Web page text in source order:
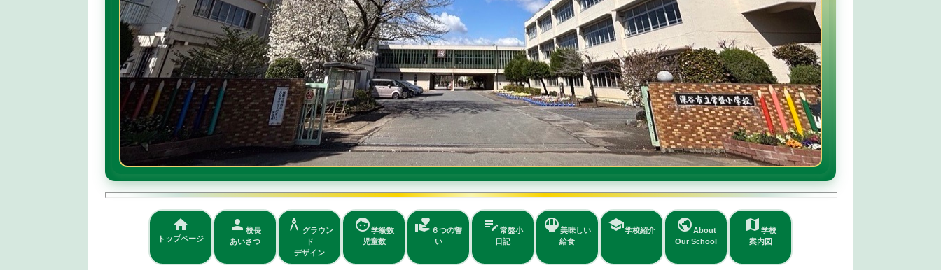
home
トップページ
person 校長
あいさつ
architecture グラウン
ド
デザイン
face学級数
児童数
volunteer_activism ６つの誓
い
edit_note 常盤小
日記
rice_bowl美味しい
給食
school学校紹介 publicAbout
Our School
map 学校
案内図